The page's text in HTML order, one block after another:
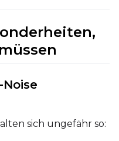
Height
sich ungefähr so: